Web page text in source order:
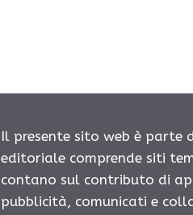
Il presente sito web è parte
editoriale comprende siti
contano sul contributo di
pubblicità, comunicati e